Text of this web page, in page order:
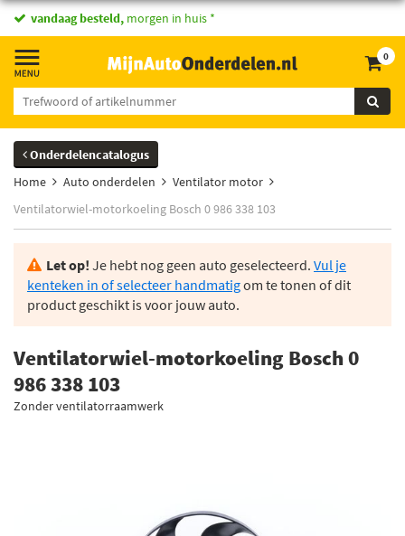
vandaag besteld, morgen in huis *
0
Onderdelencatalogus
Home
Auto onderdelen
Ventilator motor
Ventilatorwiel-motorkoeling Bosch 0 986 338 103
Let op! Je hebt nog geen auto geselecteerd. Vul je
kenteken in of selecteer handmatigom te tonen of dit
product geschikt is voor jouw auto.
Ventilatorwiel-motorkoeling Bosch 0
986 338 103
Zonder ventilatorraamwerk